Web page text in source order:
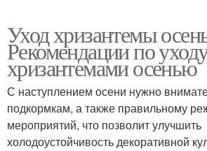
Уход хризантемы
Рекомендации по
хризантемами осенью
С наступлением осени нужно
подкормкам, а также правильному
мероприятий, что позволит улучшить
холодоустойчивость декоративной